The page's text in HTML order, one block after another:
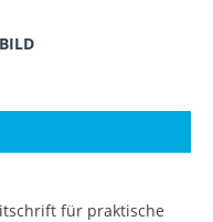
für praktische